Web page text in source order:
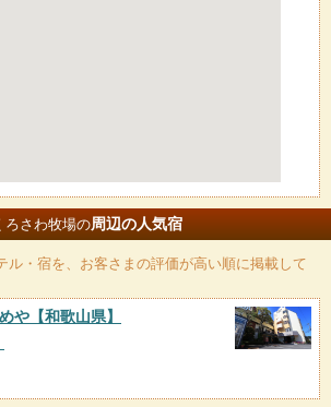
ろさわ牧場の周辺の人気宿
ル・宿を、お客さまの評価が高い順に掲載して
や 【和歌山県】